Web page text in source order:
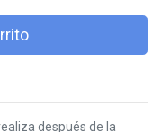
después de la